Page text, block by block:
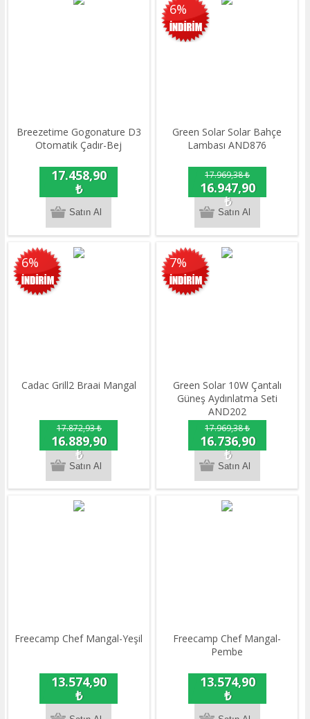
Breezetime Gogonature D3
Otomatik Çadır-Bej
17.458,90
₺
6%
Green Solar Solar Bahçe
Lambası AND876
17.969,38 ₺
16.947,90
₺
6%
Cadac Grill2 Braai Mangal
17.872,93 ₺
16.889,90
₺
7%
Green Solar 10W Çantalı
Güneş Aydınlatma Seti
AND202
17.969,38 ₺
16.736,90
₺
Freecamp Chef Mangal-Yeşil
13.574,90
₺
Freecamp Chef Mangal-
Pembe
13.574,90
₺